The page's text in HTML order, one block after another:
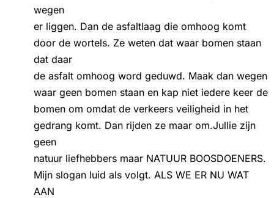
wegen
er liggen. Dan de asfaltlaag die omhoog komt
door de wortels. Ze weten dat waar bomen staan
dat daar
de asfalt omhoog word geduwd. Maak dan wegen
waar geen bomen staan en kap niet iedere keer de
bomen om omdat de verkeers veiligheid in het
gedrang komt. Dan rijden ze maar om.Jullie zijn
geen
natuur liefhebbers maar NATUUR BOOSDOENERS.
Mijn slogan luid als volgt. ALS WE ER NU WAT
AAN